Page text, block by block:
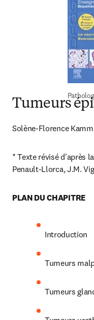
Tumeurs
Solène-Florence
* Texte révisé d'après
Penault-Llorca, J.M.
PLAN DU CHAPITRE
Introduction
Tumeurs
Tumeurs